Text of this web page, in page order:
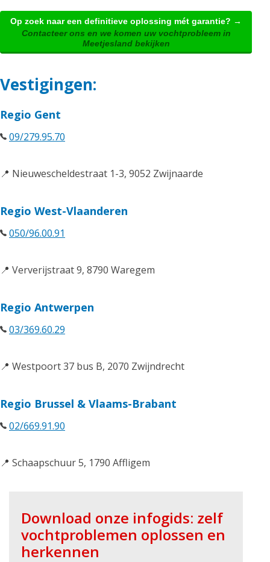
Op zoek naar een definitieve oplossing mét garantie? →
Contacteer ons en we komen uw vochtprobleem in
Meetjesland bekijken
Vestigingen:
Regio Gent
09/279.95.70
📍 Nieuwescheldestraat 1-3, 9052 Zwijnaarde
Regio West-Vlaanderen
050/96.00.91
📍 Ververijstraat 9, 8790 Waregem
Regio Antwerpen
03/369.60.29
📍 Westpoort 37 bus B, 2070 Zwijndrecht
Regio Brussel & Vlaams-Brabant
02/669.91.90
📍 Schaapschuur 5, 1790 Affligem
Download onze infogids: zelf
vochtproblemen oplossen en
herkennen